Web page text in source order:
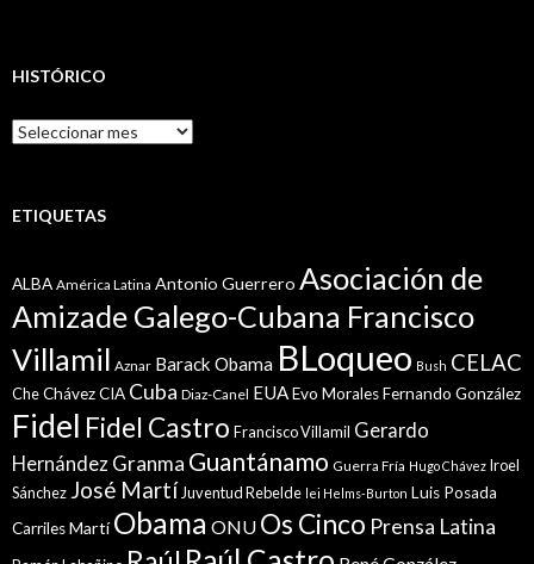
HISTÓRICO
Histórico
ETIQUETAS
ALBA América Latina Antonio Guerrero Asociación de
Amizade Galego-Cubana Francisco
Villamil Aznar Barack Obama BLoqueo Bush CELAC
CheChávezCIA Cuba Diaz-Canel EUAEvo MoralesFernando González
Fidel Fidel Castro Francisco Villamil Gerardo
Hernández Granma Guantánamo Guerra Fría Hugo Chávez Iroel
Sánchez José Martí Juventud Rebelde lei Helms-Burton Luis Posada
CarrilesMartí Obama ONU Os Cinco Prensa Latina